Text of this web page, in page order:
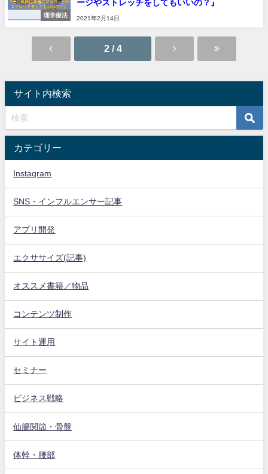
理学療法
ージやストレッチをしてもいいの？』
2021年2月14日
2 / 4
サイト内検索
カテゴリー
Instagram
SNS・インフルエンサー記事
アプリ開発
エクササイズ(記事)
オススメ書籍／物品
コンテンツ制作
サイト運用
セミナー
ビジネス戦略
仙腸関節・骨盤
体幹・腰部